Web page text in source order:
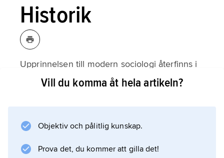
Historik
Upprinnelsen till modern sociologi återfinns i
det tidiga 1800-talets Europa, en period som
stark social oro, framför allt markerad av vad
som kallades ”den sociala frågan”, som
Vill du komma åt hela artikeln?
Objektiv och pålitlig kunskap.
Prova det, du kommer att gilla det!